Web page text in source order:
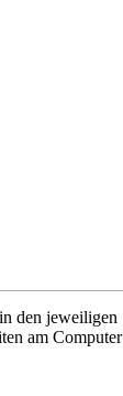
den jeweiligen
am Computer